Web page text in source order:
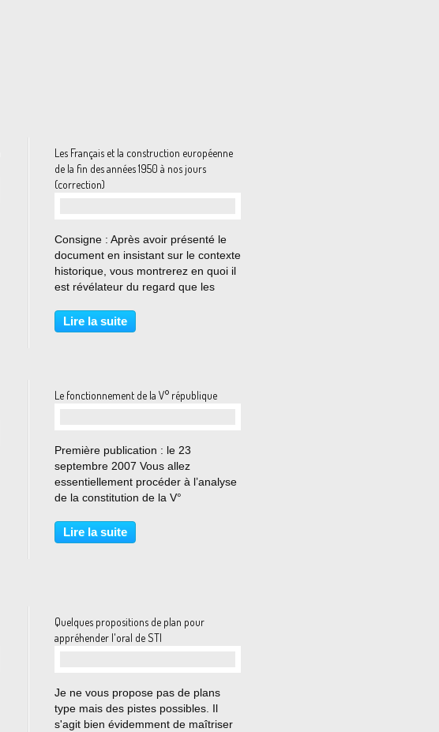
Les Français et la construction européenne
de la fin des années 1950 à nos jours
(correction)
Consigne : Après avoir présenté le
document en insistant sur le contexte
historique, vous montrerez en quoi il
est révélateur du regard que les
européenne depuis les années 70.
Vous veillerez à nuancer votre
Lire la suite
Le fonctionnement de la V° république
Première publication : le 23
septembre 2007 Vous allez
essentiellement procéder à l’analyse
de la constitution de la V°
comprendre comment fonctionnent
nos institutions. Exercice 1. La mise
Lire la suite
Quelques propositions de plan pour
appréhender l'oral de STI
Je ne vous propose pas de plans
type mais des pistes possibles. Il
s'agit bien évidemment de maîtriser